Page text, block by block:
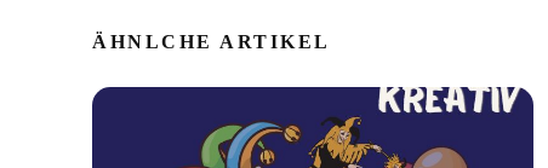
ÄHNLCHE ARTIKEL